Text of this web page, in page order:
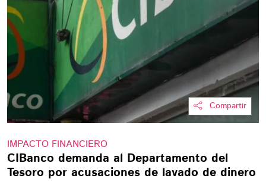
Compartir
IMPACTO FINANCIERO
CIBanco demanda al Departamento del
Tesoro por acusaciones de lavado de dinero